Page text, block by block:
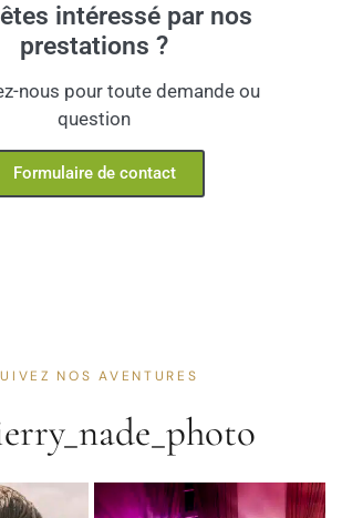
intéressé par nos
prestations ?
nous pour toute demande ou
question
Formulaire de contact
NOS AVENTURES